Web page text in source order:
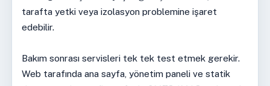
tarafta yetki veya izolasyon problemine işaret
edebilir.
Bakım sonrası servisleri tek tek test etmek gerekir.
Web tarafında ana sayfa, yönetim paneli ve statik